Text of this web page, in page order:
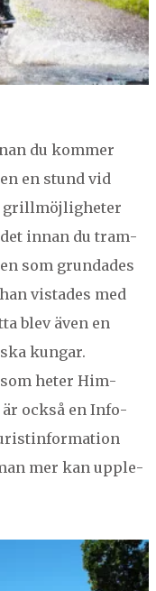
du kom­mer
en stund vid
grillmöj­ligheter
innan du tram­
som grun­dades
vis­tades med
blev även en
kun­gar.
het­er Him­
är ock­så en Info­
mer kan uppl­e­